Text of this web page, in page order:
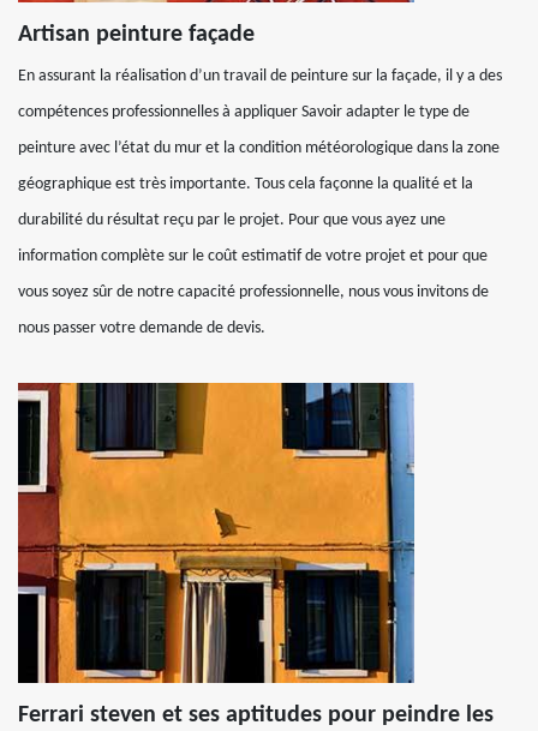
Artisan peinture façade
En assurant la réalisation d’un travail de peinture sur la façade, il y a des
compétences professionnelles à appliquer Savoir adapter le type de
peinture avec l’état du mur et la condition météorologique dans la zone
géographique est très importante. Tous cela façonne la qualité et la
durabilité du résultat reçu par le projet. Pour que vous ayez une
information complète sur le coût estimatif de votre projet et pour que
vous soyez sûr de notre capacité professionnelle, nous vous invitons de
nous passer votre demande de devis.
Ferrari steven et ses aptitudes pour peindre les